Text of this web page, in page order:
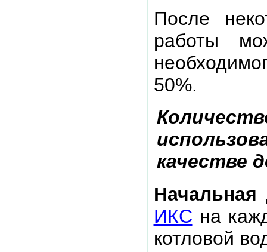
После
работы
50%.
качестве
Начальная
ИКС на
котловой